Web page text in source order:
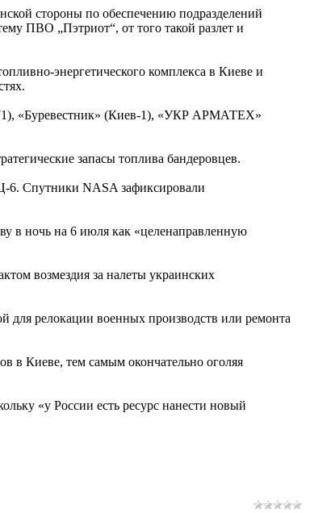
стороны по обеспечению подразделений
ПВО „Пэтриот“, от того такой разлет и
энергетического комплекса в Киеве и
71), «Буревестник» (Киев-1), «УКР АРМАТЕХ»
запасы топлива бандеровцев.
6. Спутники NASA зафиксировали
в ночь на 6 июля как «целенаправленную
возмездия за налеты украинских
для релокации военных производств или ремонта
в Киеве, тем самым окончательно оголяя
«у России есть ресурс нанести новый